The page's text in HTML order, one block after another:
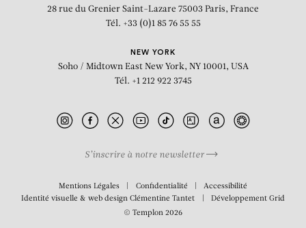
28 rue du Grenier Saint-Lazare 75003 Paris, France
Tél. +33 (0)1 85 76 55 55
NEW YORK
Soho / Midtown East New York, NY 10001, USA
Tél. +1 212 922 3745
S’inscrire à notre newsletter
Mentions Légales Confidentialité
Accessibilité
Identité visuelle & web designClémentine Tantet Développement Grid
© Templon 2026